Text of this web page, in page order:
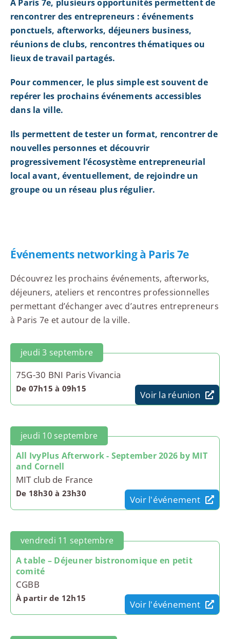
À Paris 7e, plusieurs opportunités permettent de
rencontrer des entrepreneurs : événements
ponctuels, afterworks, déjeuners business,
réunions de clubs, rencontres thématiques ou
lieux de travail partagés.
Pour commencer, le plus simple est souvent de
repérer les prochains événements accessibles
dans la ville.
Ils permettent de tester un format, rencontrer de
nouvelles personnes et découvrir
progressivement l’écosystème entrepreneurial
local avant, éventuellement, de rejoindre un
groupe ou un réseau plus régulier.
Événements networking à Paris 7e
Découvrez les prochains événements, afterworks,
déjeuners, ateliers et rencontres professionnelles
permettant d’échanger avec d’autres entrepreneurs
à Paris 7e et autour de la ville.
jeudi 3 septembre
75G-30 BNI Paris Vivancia
De 07h15 à 09h15
Voir la réunion
jeudi 10 septembre
All IvyPlus Afterwork - September 2026 by MIT
and Cornell
MIT club de France
De 18h30 à 23h30
Voir l'événement
vendredi 11 septembre
A table – Déjeuner bistronomique en petit
comité
CGBB
À partir de 12h15
Voir l'événement